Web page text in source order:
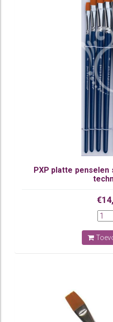
PXP platte